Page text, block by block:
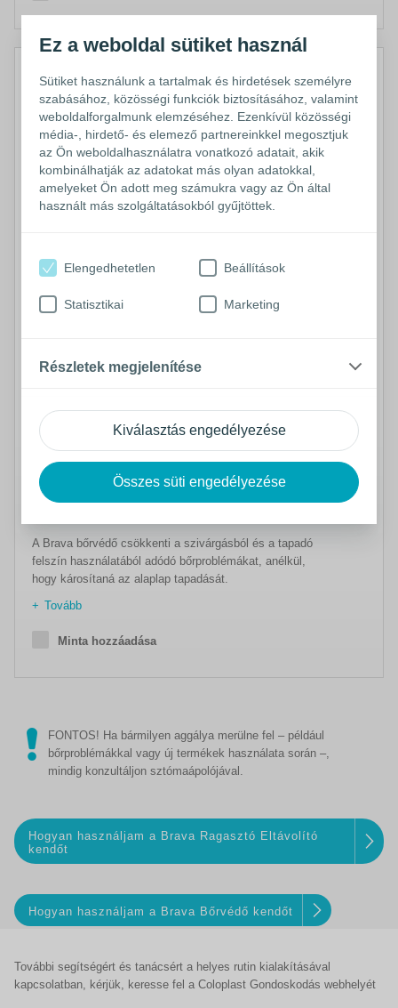
Ez a weboldal sütiket használ
Sütiket használunk a tartalmak és hirdetések személyre
szabásához, közösségi funkciók biztosításához, valamint
weboldalforgalmunk elemzéséhez. Ezenkívül közösségi
média-, hirdető- és elemező partnereinkkel megosztjuk
az Ön weboldalhasználatra vonatkozó adatait, akik
kombinálhatják az adatokat más olyan adatokkal,
amelyeket Ön adott meg számukra vagy az Ön által
használt más szolgáltatásokból gyűjtöttek.
Kiválasztás engedélyezése
Összes süti engedélyezése
Elengedhetetlen Beállítások
Statisztikai Marketing
Részletek megjelenítése
Brava bőrvédő
Fájdalommentes bőrvédelem a végtermékkel és tapadó
A Brava bőrvédő csökkenti a szivárgásból és a tapadó
felszín használatából adódó bőrproblémákat, anélkül,
hogy károsítaná az alaplap tapadását.
Tovább
Minta hozzáadása
FONTOS! Ha bármilyen aggálya merülne fel – például
bőrproblémákkal vagy új termékek használata során –,
mindig konzultáljon sztómaápolójával.
Hogyan használjam a Brava Ragasztó Eltávolító
kendőt
Hogyan használjam a Brava Bőrvédő kendőt
További segítségért és tanácsért a helyes rutin kialakításával
kapcsolatban, kérjük, keresse fel a Coloplast Gondoskodás webhelyét